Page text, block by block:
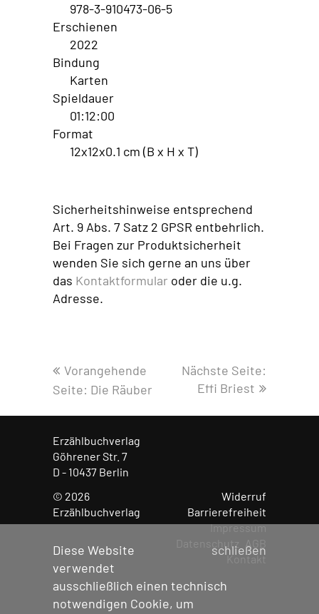
978-3-910473-06-5
Erschienen
2022
Bindung
Karten
Spieldauer
01:12:00
Format
12x12x0.1 cm (B x H x T)
Sicherheitshinweise entsprechend
Art. 9 Abs. 7 Satz 2 GPSR entbehrlich.
Bei Fragen zur Produktsicherheit
wenden Sie sich gerne an uns über
das Kontaktformular oder die u.g.
Adresse.
Nächste Seite:
Effi Briest
Vorangehende
Seite: Die Räuber
Erzählbuchverlag
Göhrener Str. 7
D - 10437 Berlin
© 2026
Erzählbuchverlag
Widerruf
Barrierefreiheit
Impressum
Datenschutz
AGB
Kontakt
schließen
Diese Website
verwendet
ausschließlich einen technisch
notwendigen Cookie, um